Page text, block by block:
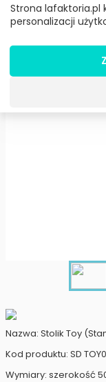
Nazwa: Stolik Toy
Kod produktu: SD
Wymiary: szerokość
Strona lafaktoria.pl
personalizacji